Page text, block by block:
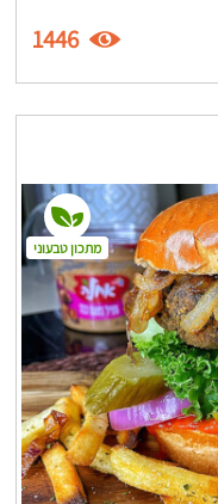
1446
מתכון טבעוני